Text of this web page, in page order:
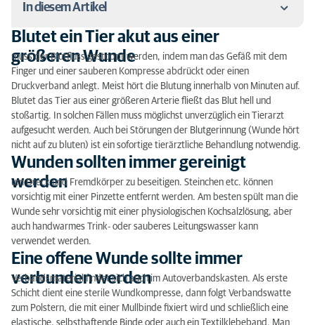
In diesem Artikel
Blutet ein Tier akut aus einer größeren Wunde
Wunden sollten immer gereinigt werden
Eine offene Wunde sollte immer verbunden werden
Mit größeren offenen Wunden sollte immer ein
Tierarzt aufgesucht werden
Offene Knochenbrüche sind immer ein Notfall
Blutet ein Tier akut aus einer
größeren Wunde
muss der Blutfluss gestoppt werden, indem man das Gefäß mit dem
Finger und einer sauberen Kompresse abdrückt oder einen
Druckverband anlegt. Meist hört die Blutung innerhalb von Minuten auf.
Blutet das Tier aus einer größeren Arterie fließt das Blut hell und
stoßartig. In solchen Fällen muss möglichst unverzüglich ein Tierarzt
aufgesucht werden. Auch bei Störungen der Blutgerinnung (Wunde hört
nicht auf zu bluten) ist ein sofortige tierärztliche Behandlung notwendig.
Wunden sollten immer gereinigt
werden
um Dreck und Fremdkörper zu beseitigen. Steinchen etc. können
vorsichtig mit einer Pinzette entfernt werden. Am besten spült man die
Wunde sehr vorsichtig mit einer physiologischen Kochsalzlösung, aber
auch handwarmes Trink- oder sauberes Leitungswasser kann
verwendet werden.
Eine offene Wunde sollte immer
verbunden werden
Verbandsmaterial findet sich auch im Autoverbandskasten. Als erste
Schicht dient eine sterile Wundkompresse, dann folgt Verbandswatte
zum Polstern, die mit einer Mullbinde fixiert wird und schließlich eine
elastische, selbsthaftende Binde oder auch ein Textilklebeband. Man